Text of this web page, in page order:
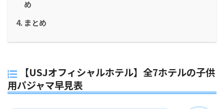
め
まとめ
【USJオフィシャルホテル】全7ホテルの子供
用パジャマ早見表